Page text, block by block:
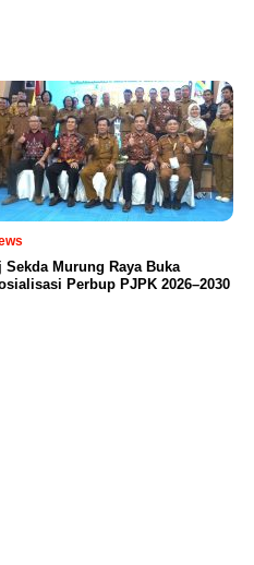
Sekda Murung Raya Buka
Perbup PJPK 2026–2030